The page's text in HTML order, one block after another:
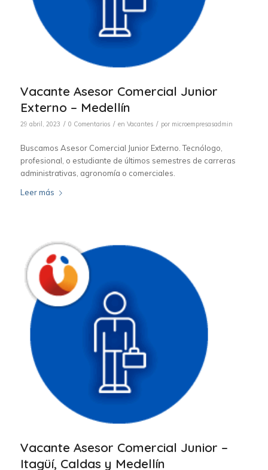
Vacante Asesor Comercial Junior
Externo – Medellín
29 abril, 2023 / 0 Comentarios / en Vacantes / por microempresasadmin
Buscamos Asesor Comercial Junior Externo. Tecnólogo,
profesional, o estudiante de últimos semestres de carreras
administrativas, agronomía o comerciales.
Leer más
Vacante Asesor Comercial Junior –
Itagüí, Caldas y Medellín